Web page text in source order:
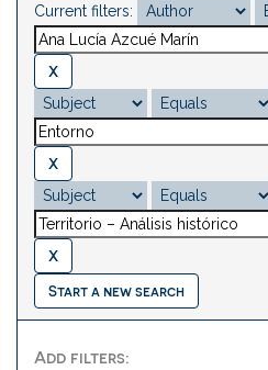
Current filters:
Start a new search
Add filters: